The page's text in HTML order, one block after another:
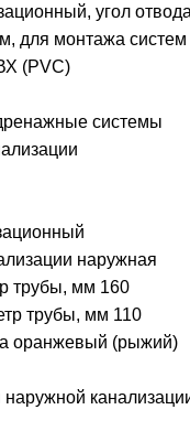
угол
для монтажа
(PVC)
системы
наружная
трубы, мм 160
трубы, мм 110
оранжевый (рыжий)